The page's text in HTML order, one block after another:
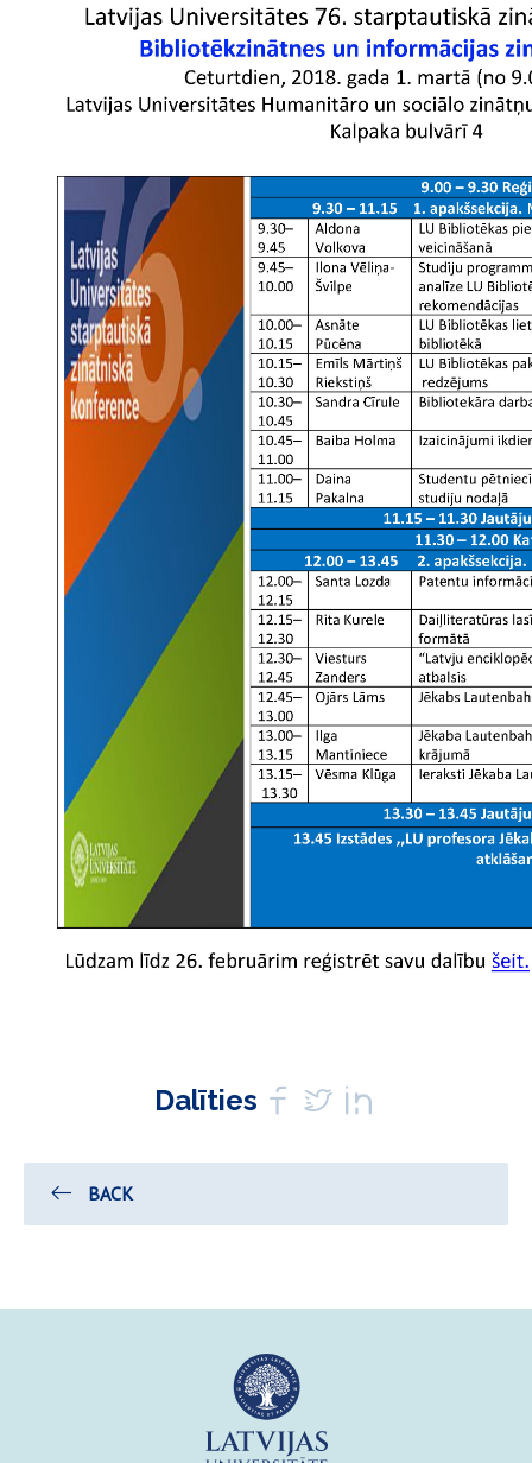
Dalīties
BACK